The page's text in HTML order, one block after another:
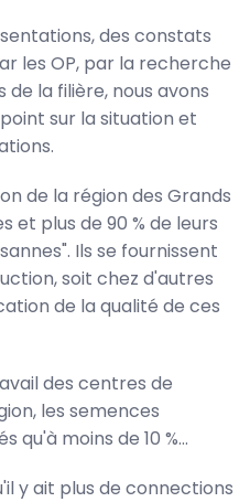
des constats
les OP, par la recherche
la filière, nous avons
sur la situation et
de la région des Grands
et plus de 90 % de leurs
Ils se fournissent
soit chez d'autres
de la qualité de ces
des centres de
les semences
moins de 10 %...
y ait plus de connections